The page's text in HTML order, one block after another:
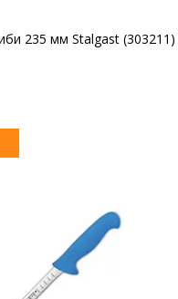
235 мм Stalgast (303211)